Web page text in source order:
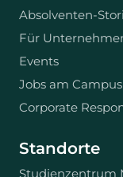
Absolventen-
Für
Events
Jobs am Campus
Corporate
Standorte
Studienzentrum